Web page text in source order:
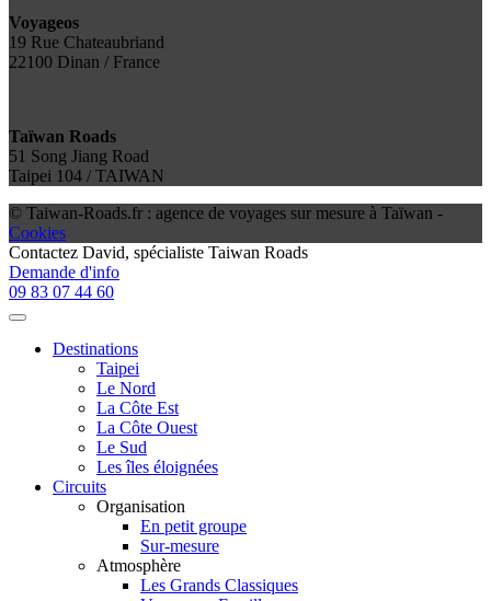
Voyageos
19 Rue Chateaubriand
22100 Dinan / France
Taïwan Roads
51 Song Jiang Road
Taipei 104 / TAIWAN
© Taiwan-Roads.fr : agence de voyages sur mesure à Taïwan -
Cookies
Contactez David, spécialiste Taiwan Roads
Demande d'info
09 83 07 44 60
Destinations
Taipei
Le Nord
La Côte Est
La Côte Ouest
Le Sud
Les îles éloignées
Circuits
Organisation
En petit groupe
Sur-mesure
Atmosphère
Les Grands Classiques